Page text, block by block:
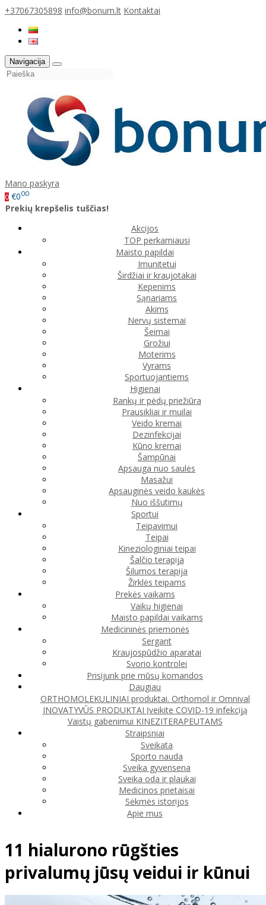
+37067305898 info@bonum.lt Kontaktai
Navigacija
Mano paskyra
0 €000
Prekių krepšelis tuščias!
Akcijos
TOP perkamiausi
Maisto papildai
Imunitetui
Širdžiai ir kraujotakai
Kepenims
Sąnariams
Akims
Nervų sistemai
Šeimai
Grožiui
Moterims
Vyrams
Sportuojantiems
Higienai
Rankų ir pėdų priežiūra
Prausikliai ir muilai
Veido kremai
Dezinfekcijai
Kūno kremai
Šampūnai
Apsauga nuo saulės
Masažui
Apsauginės veido kaukės
Nuo iššutimų
Sportui
Teipavimui
Teipai
Kineziologiniai teipai
Šalčio terapija
Šilumos terapija
Žirklės teipams
Prekės vaikams
Vaikų higienai
Maisto papildai vaikams
Medicininės priemonės
Sergant
Kraujospūdžio aparatai
Svorio kontrolei
Prisijunk prie mūsų komandos
Daugiau
ORTHOMOLEKULINIAI produktai. Orthomol ir Omnival
INOVATYVŪS PRODUKTAI Įveikite COVID-19 infekciją
Vaistų gabenimui KINEZITERAPEUTAMS
Straipsniai
Sveikata
Sporto nauda
Sveika gyvensena
Sveika oda ir plaukai
Medicinos prietaisai
Sėkmės istorijos
Apie mus
11 hialurono rūgšties
privalumų jūsų veidui ir kūnui